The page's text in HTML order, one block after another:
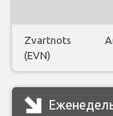
Zvartnots
(EVN)